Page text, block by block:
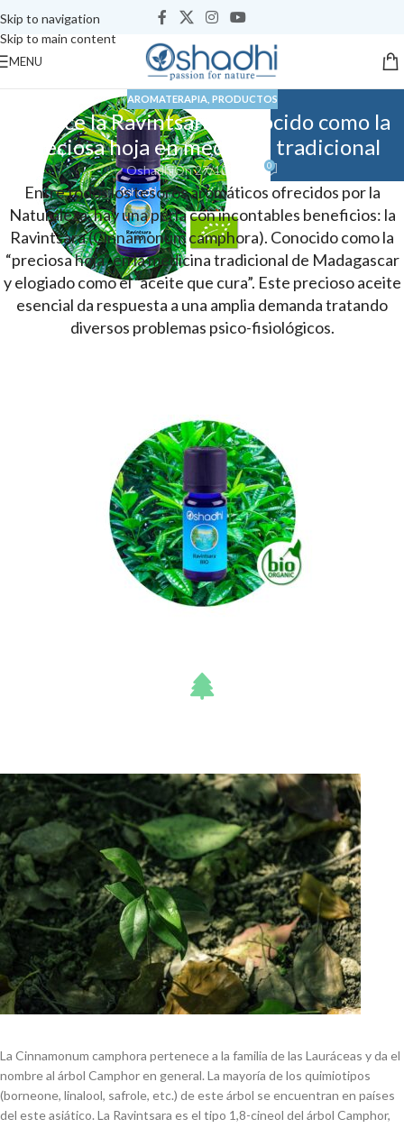
Skip to navigation
Skip to main content
MENU
AROMATERAPIA, PRODUCTOS
Conoce la Ravintsara. Conocido como la
preciosa hoja en medicina tradicional
OshadhiOn 27/10/2017 0
Entre todos los tesoros aromáticos ofrecidos por la
Naturaleza, hay una perla con incontables beneficios: la
Ravintsara (Cinnamonum camphora). Conocido como la
“preciosa hoja” en la medicina tradicional de Madagascar
y elogiado como el “aceite que cura”. Este precioso aceite
esencial da respuesta a una amplia demanda tratando
diversos problemas psico-fisiológicos.
La Cinnamonum camphora pertenece a la familia de las Lauráceas y da el
nombre al árbol Camphor en general. La mayoría de los quimiotipos
(borneone, linalool, safrole, etc.) de este árbol se encuentran en países
del este asiático. La Ravintsara es el tipo 1,8-cineol del árbol Camphor,